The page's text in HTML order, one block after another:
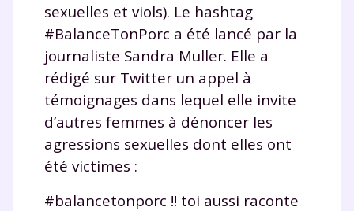
sexuelles et viols). Le hashtag
#BalanceTonPorc a été lancé par la
journaliste Sandra Muller. Elle a
rédigé sur Twitter un appel à
témoignages dans lequel elle invite
d’autres femmes à dénoncer les
agressions sexuelles dont elles ont
été victimes :
#balancetonporc !! toi aussi raconte